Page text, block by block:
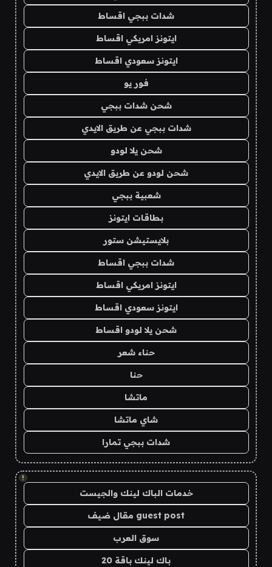
شدات ببجي اقساط
ايتونز امريكي اقساط
ايتونز سعودي اقساط
فور يو
شحن شدات ببجي
شدات ببجي عن طريق الايدي
شحن يلا لودو
شحن لودو عن طريق الايدي
شعبية ببجي
بطاقات ايتونز
بلايستيشن ستور
شدات ببجي اقساط
ايتونز امريكي اقساط
ايتونز سعودي اقساط
شحن يلا لودو اقساط
حناء شعر
حنا
ماتشا
شاي ماتشا
شدات ببجي تمارا
!
خدمات الباك لينك والجيست
guest post مقال ضيف
سوق العرب
باك لينك باقة 20